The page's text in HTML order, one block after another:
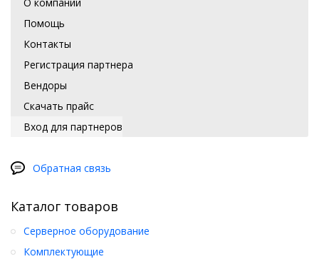
Помощь
Контакты
Регистрация партнера
Вендоры
Скачать прайс
Вход для партнеров
Обратная связь
Каталог товаров
Серверное оборудование
Комплектующие